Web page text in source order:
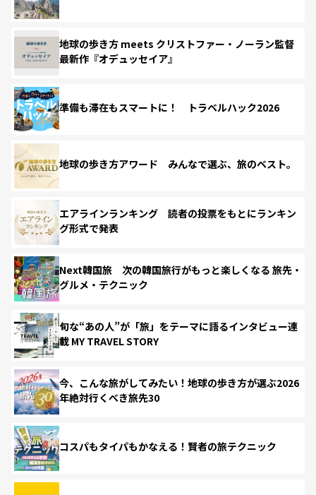
地球の歩き方 meets クリストファー・ノーラン監督
最新作『オデュッセイア』
準備も滞在もスマートに！ トラベルハック2026
地球の歩き方アワード みんなで選ぶ、旅のベスト。
エアラインランキング 読者の投票をもとにランキン
グ形式で発表
Next韓国旅 次の韓国旅行がもっと楽しくなる 旅先・
グルメ・テクニック
旬な“あの人”が「旅」をテーマに語るインタビュー連
載 MY TRAVEL STORY
今、こんな旅がしてみたい！地球の歩き方が選ぶ2026
年絶対行くべき旅先30
コスパもタイパもかなえる！賢者の旅テクニック